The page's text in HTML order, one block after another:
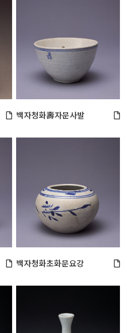
백자청화壽자문사발
백자청화초화문요강